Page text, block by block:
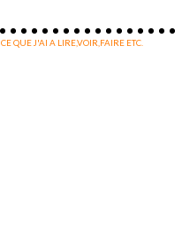
,CE QUE J'AI A LIRE,VOIR,FAIRE ETC.